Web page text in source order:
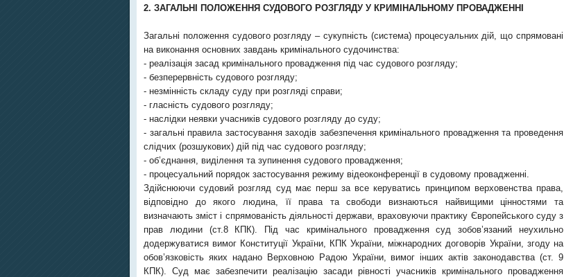
2. ЗАГАЛЬНІ ПОЛОЖЕННЯ СУДОВОГО РОЗГЛЯДУ У КРИМІНАЛЬНОМУ ПРОВАДЖЕННІ
Загальні положення судового розгляду – сукупність (система) процесуальних дій, що спрямовані
на виконання основних завдань кримінального судочинства:
- реалізація засад кримінального провадження під час судового розгляду;
- безперервність судового розгляду;
- незмінність складу суду при розгляді справи;
- гласність судового розгляду;
- наслідки неявки учасників судового розгляду до суду;
- загальні правила застосування заходів забезпечення кримінального провадження та проведення
слідчих (розшукових) дій під час судового розгляду;
- об’єднання, виділення та зупинення судового провадження;
- процесуальний порядок застосування режиму відеоконференції в судовому провадженні.
Здійснюючи судовий розгляд суд має перш за все керуватись принципом верховенства права,
відповідно до якого людина, її права та свободи визнаються найвищими цінностями та
визначають зміст і спрямованість діяльності держави, враховуючи практику Європейського суду з
прав людини (ст.8 КПК). Під час кримінального провадження суд зобов’язаний неухильно
додержуватися вимог Конституції України, КПК України, міжнародних договорів України, згоду на
обов’язковість яких надано Верховною Радою України, вимог інших актів законодавства (ст. 9
КПК). Суд має забезпечити реалізацію засади рівності учасників кримінального провадження